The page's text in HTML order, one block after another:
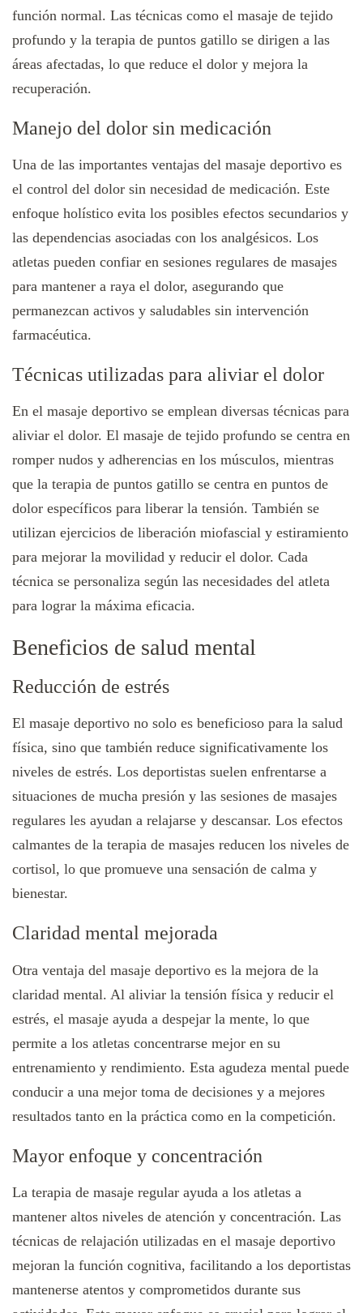
función normal. Las técnicas como el masaje de tejido
profundo y la terapia de puntos gatillo se dirigen a las
áreas afectadas, lo que reduce el dolor y mejora la
recuperación.
Manejo del dolor sin medicación
Una de las importantes ventajas del masaje deportivo es
el control del dolor sin necesidad de medicación. Este
enfoque holístico evita los posibles efectos secundarios y
las dependencias asociadas con los analgésicos. Los
atletas pueden confiar en sesiones regulares de masajes
para mantener a raya el dolor, asegurando que
permanezcan activos y saludables sin intervención
farmacéutica.
Técnicas utilizadas para aliviar el dolor
En el masaje deportivo se emplean diversas técnicas para
aliviar el dolor. El masaje de tejido profundo se centra en
romper nudos y adherencias en los músculos, mientras
que la terapia de puntos gatillo se centra en puntos de
dolor específicos para liberar la tensión. También se
utilizan ejercicios de liberación miofascial y estiramiento
para mejorar la movilidad y reducir el dolor. Cada
técnica se personaliza según las necesidades del atleta
para lograr la máxima eficacia.
Beneficios de salud mental
Reducción de estrés
El masaje deportivo no solo es beneficioso para la salud
física, sino que también reduce significativamente los
niveles de estrés. Los deportistas suelen enfrentarse a
situaciones de mucha presión y las sesiones de masajes
regulares les ayudan a relajarse y descansar. Los efectos
calmantes de la terapia de masajes reducen los niveles de
cortisol, lo que promueve una sensación de calma y
bienestar.
Claridad mental mejorada
Otra ventaja del masaje deportivo es la mejora de la
claridad mental. Al aliviar la tensión física y reducir el
estrés, el masaje ayuda a despejar la mente, lo que
permite a los atletas concentrarse mejor en su
entrenamiento y rendimiento. Esta agudeza mental puede
conducir a una mejor toma de decisiones y a mejores
resultados tanto en la práctica como en la competición.
Mayor enfoque y concentración
La terapia de masaje regular ayuda a los atletas a
mantener altos niveles de atención y concentración. Las
técnicas de relajación utilizadas en el masaje deportivo
mejoran la función cognitiva, facilitando a los deportistas
mantenerse atentos y comprometidos durante sus